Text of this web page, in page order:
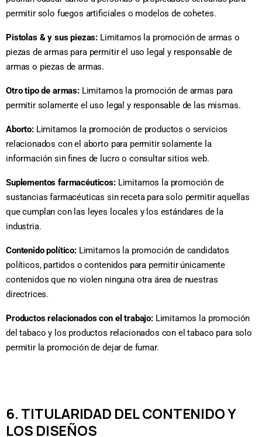
permitir solo fuegos artificiales o modelos de cohetes.
Pistolas & y sus piezas: Limitamos la promoción de armas o
piezas de armas para permitir el uso legal y responsable de
armas o piezas de armas.
Otro tipo de armas:Limitamos la promoción de armas para
permitir solamente el uso legal y responsable de las mismas.
Aborto:Limitamos la promoción de productos o servicios
relacionados con el aborto para permitir solamente la
información sin fines de lucro o consultar sitios web.
Suplementos farmacéuticos:Limitamos la promoción de
sustancias farmacéuticas sin receta para solo permitir aquellas
que cumplan con las leyes locales y los estándares de la
industria.
Contenido político:Limitamos la promoción de candidatos
políticos, partidos o contenidos para permitir únicamente
contenidos que no violen ninguna otra área de nuestras
directrices.
Productos relacionados con el trabajo:Limitamos la promoción
del tabaco y los productos relacionados con el tabaco para solo
permitir la promoción de dejar de fumar.
6. TITULARIDAD DEL CONTENIDO Y
LOS DISEÑOS